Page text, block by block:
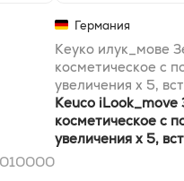
Германия
Кеуко илук_мове
косметическое с
увеличения x 5,
Keuco iLook_move
косметическое с
увеличения x 5,